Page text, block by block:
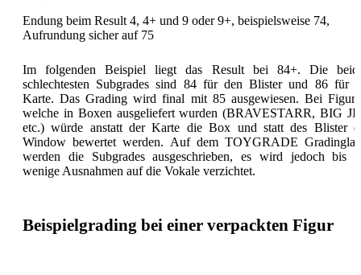
Endung beim Result 4, 4+ und 9 oder 9+, beispielsweise 74,
Aufrundung sicher auf 75
Im folgenden Beispiel liegt das Result bei 84+. Die
schlechtesten Subgrades sind 84 für den Blister und 86 für
Karte. Das Grading wird final mit 85 ausgewiesen. Bei
welche in Boxen ausgeliefert wurden (BRAVESTARR, BIG
etc.) würde anstatt der Karte die Box und statt des Blister
Window bewertet werden. Auf dem TOYGRADE
werden die Subgrades ausgeschrieben, es wird jedoch bis
wenige Ausnahmen auf die Vokale verzichtet.
Beispielgrading bei einer verpackten Figur